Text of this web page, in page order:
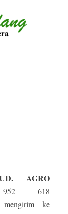
UD.
AGRO
618
mengirim ke